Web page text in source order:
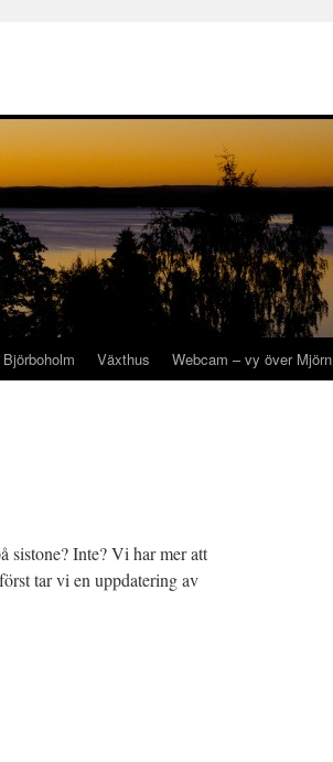
Växthus Webcam – vy över Mjörn
sistone? Inte? Vi har mer att
tar vi en uppdatering av